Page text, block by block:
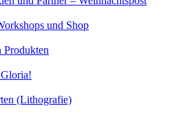
und Shop
Produkten
(Lithografie)